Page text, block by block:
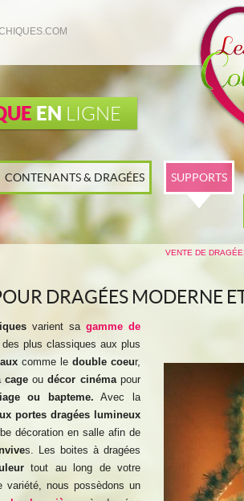
EN LIGNE
CONTENANTS & DRAGÉES SUPPORTS
VENTE DE
DRAGÉES MODERNE
varient sagamme de
des plus classiques aux plus
comme ledouble coeur,
cageoudécor cinémapour
ou bapteme. Avec la
portes dragées
lumineux
décoration en salle afin de
s. Les boites à dragées
tout au long de votre
variété, nous possèdons un